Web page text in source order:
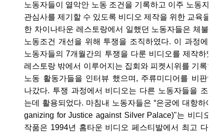
노동자들이 열악안 노동 조건을 기록하고 이주 노동자
관심사를 제기할 수 있도록 비디오 제작을 위한 교육을
한 차이나타운 레스토랑에서 일했던 노동자들은 체불임
노동조건 개선을 위해 투쟁을 조직하였다. 이 과정에서
노동자들의 7개월간의 투쟁을 다룬 비디오를 제작하였
레스토랑 밖에서 이루어지는 집회와 피켓시위를 기록했
노동 활동가들을 인터뷰 했으며, 주류미디어를 비판하
나갔다. 투쟁 과정에서 비디오는 다른 노동자들을 조직
는데 활용되었다. 마침내 노동자들은 “은궁에 대항하여
ganizing for Justice against Silver Palace)"는 비디오
작품은 1994년 홈타운 비디오 페스티발에서 최고 다큐